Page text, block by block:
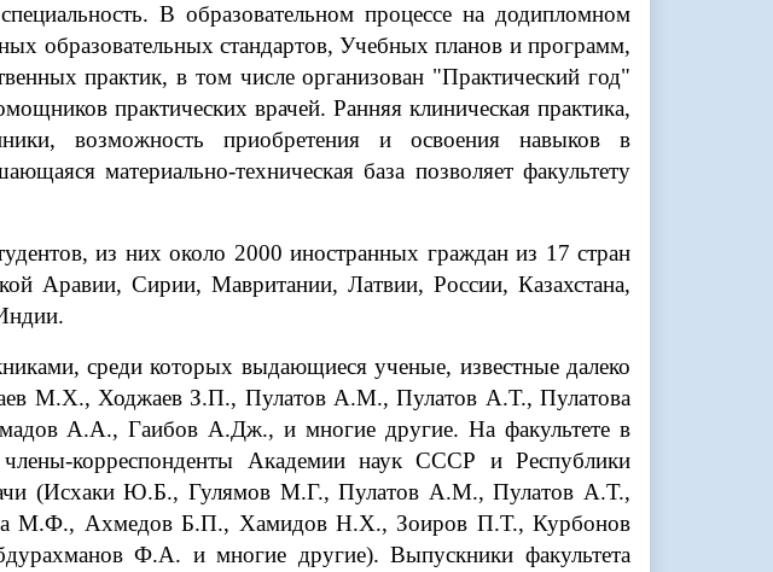
В образовательном процессе на додипломном
образовательных стандартов, Учебных планов и программ,
практик, в том числе организован "Практический год"
практических врачей. Ранняя клиническая практика,
возможность приобретения и освоения навыков в
материально-техническая база позволяет факультету
из них около 2000 иностранных граждан из 17 стран
Аравии, Сирии, Мавритании, Латвии, России, Казахстана,
среди которых выдающиеся ученые, известные далеко
М.Х., Ходжаев З.П., Пулатов А.М., Пулатов А.Т., Пулатова
А.А., Гаибов А.Дж., и многие другие. На факультете в
корреспонденты Академии наук СССР и Республики
(Исхаки Ю.Б., Гулямов М.Г., Пулатов А.М., Пулатов А.Т.,
М.Ф., Ахмедов Б.П., Хамидов Н.Х., Зоиров П.Т., Курбонов
Ф.А. и многие другие). Выпускники факультета